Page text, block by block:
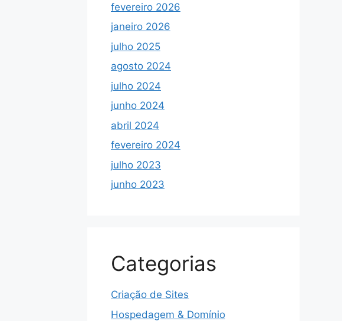
fevereiro 2026
janeiro 2026
julho 2025
agosto 2024
julho 2024
junho 2024
abril 2024
fevereiro 2024
julho 2023
junho 2023
Categorias
Criação de Sites
Hospedagem & Domínio